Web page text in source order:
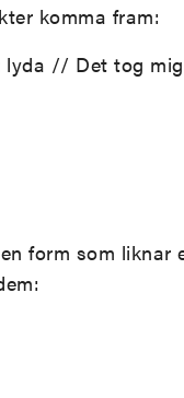
komma fram:
// Det tog
form som liknar